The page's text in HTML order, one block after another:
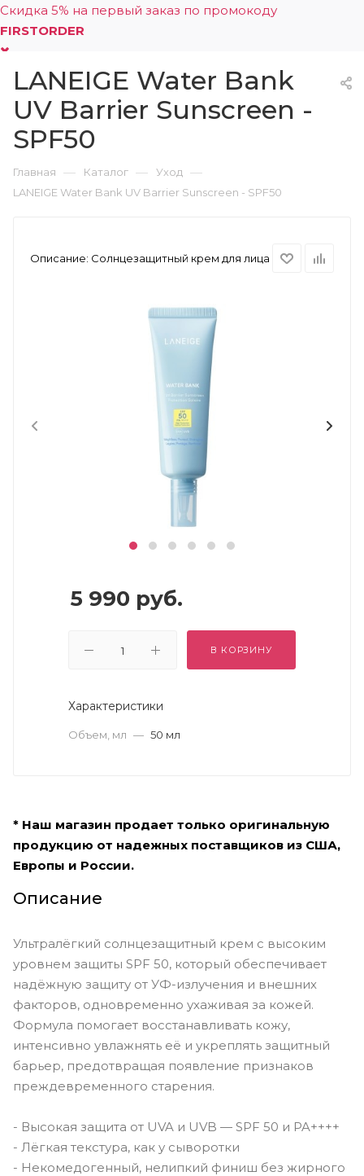
Скидка 5% на первый заказ по промокоду
FIRSTORDER
0
LANEIGE Water Bank
UV Barrier Sunscreen -
SPF50
Главная — Каталог — Уход —
LANEIGE Water Bank UV Barrier Sunscreen - SPF50
Описание: Солнцезащитный крем для лица
5 990 руб.
В КОРЗИНУ
Характеристики
Объем, мл — 50 мл
* Наш магазин продает только оригинальную
продукцию от надежных поставщиков из США,
Европы и России.
Описание
Ультралёгкий солнцезащитный крем с высоким
уровнем защиты SPF 50, который обеспечивает
надёжную защиту от УФ-излучения и внешних
факторов, одновременно ухаживая за кожей.
Формула помогает восстанавливать кожу,
интенсивно увлажнять её и укреплять защитный
барьер, предотвращая появление признаков
преждевременного старения.
- Высокая защита от UVA и UVB — SPF 50 и PA++++
- Лёгкая текстура, как у сыворотки
- Некомедогенный, нелипкий финиш без жирного